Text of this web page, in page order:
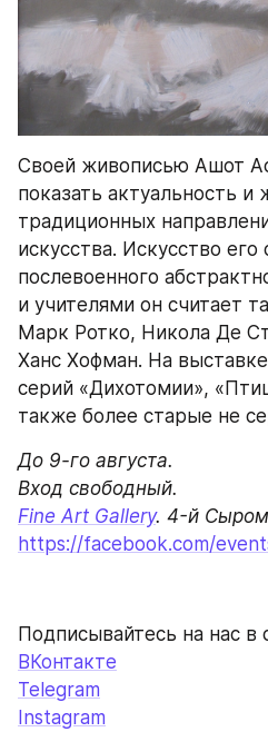
Своей живописью Ашот
показать актуальность и
традиционных
искусства. Искусство
послевоенного
и учителями он считает
Марк Ротко, Никола Де
Ханс Хофман. На
серий «Дихотомии»,
также более старые не
До 9-го августа.
Fine Art Gallery
https://facebook.com/
Подписывайтесь на нас в
ВКонтакте
Telegram
Instagram